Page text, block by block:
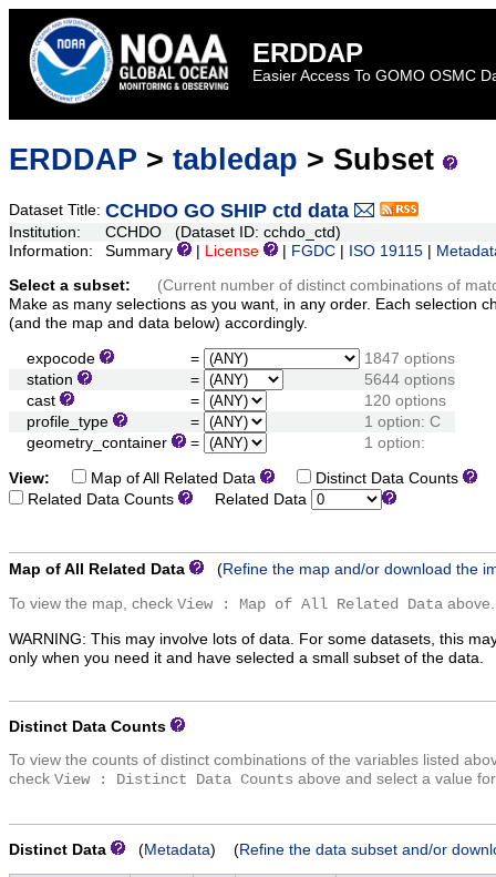
ERDDAP
Easier Access To GOMO OSMC
ERDDAP > tabledap > Subset
Dataset Title: CCHDO GO SHIP ctd data
Institution:
CCHDO (Dataset ID: cchdo_ctd)
Information:
Summary License FGDC ISO 19115
Select a subset:
(Current number of distinct combinations of
Make as many selections as you want, in any order. Each selection
(and the map and data below) accordingly.
expocode =
1847 options
station
=
5644 options
cast
=
120 options
profile_type
=
1 option: C
geometry_container
= 1 option:
View: Map of All Related Data Distinct Data Counts
Related Data Counts
Related Data
Map of All Related Data (Refine the map and/or download the
To view the map, check View : Map of All Related Data above.
WARNING: This may involve lots of data. For some datasets, this
only when you need it and have selected a small subset of the data.
Distinct Data Counts
To view the counts of distinct combinations of the variables listed
check View : Distinct Data Counts above and select a value
Distinct Data (Metadata) (Refine the data subset and/or